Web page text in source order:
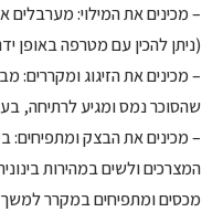
– מכינים את המילוי: מערבלים
(ניתן להכין עם מטרפה באופן
– מכינים את הזיגוג
שהסוכר נמס ומגיע לרתיחה, בערך 3-4 דקות. מכבים
– מכינים את הבצק
מכסים ומתפיחים במקרר